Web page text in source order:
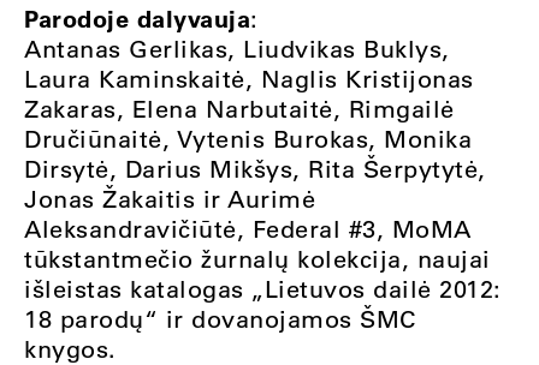
Parodoje dalyvauja:
Antanas Gerlikas, Liudvikas Buklys,
Laura Kaminskaitė, Naglis Kristijonas
Zakaras, Elena Narbutaitė, Rimgailė
Dručiūnaitė, Vytenis Burokas, Monika
Dirsytė, Darius Mikšys, Rita Šerpytytė,
Jonas Žakaitis ir Aurimė
Aleksandravičiūtė, Federal #3, MoMA
tūkstantmečio žurnalų kolekcija, naujai
išleistas katalogas „Lietuvos dailė 2012:
18 parodų“ ir dovanojamos ŠMC
knygos.